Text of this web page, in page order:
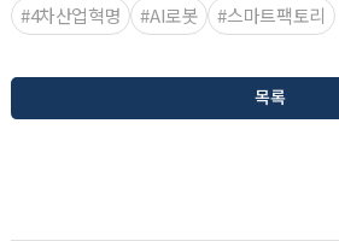
#4차산업혁명 #AI로봇 #스마트팩토리
목록